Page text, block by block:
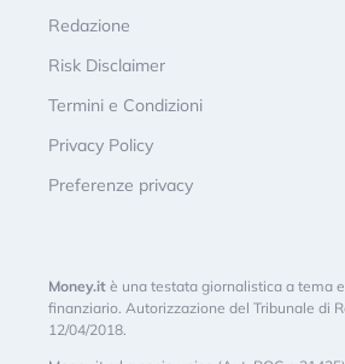
Redazione
Risk Disclaimer
Termini e Condizioni
Privacy Policy
Preferenze privacy
Money.it è una testata giornalistica a tema
finanziario. Autorizzazione del Tribunale di
12/04/2018.